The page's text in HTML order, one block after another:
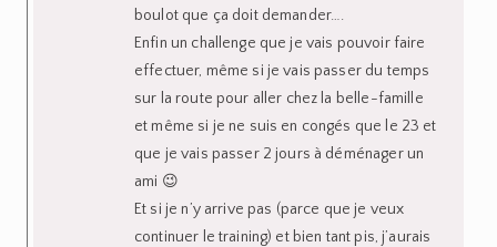
boulot que ça doit demander….
Enfin un challenge que je vais pouvoir faire
effectuer, même si je vais passer du temps
sur la route pour aller chez la belle-famille
et même si je ne suis en congés que le 23 et
que je vais passer 2 jours à déménager un
ami 😉
Et si je n’y arrive pas (parce que je veux
continuer le training) et bien tant pis, j’aurais